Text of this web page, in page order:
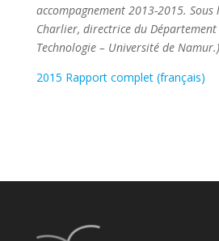
accompagnement 2013-2015. Sous
Charlier, directrice du
Technologie – Université de Namur.)
2015 Rapport complet (français)